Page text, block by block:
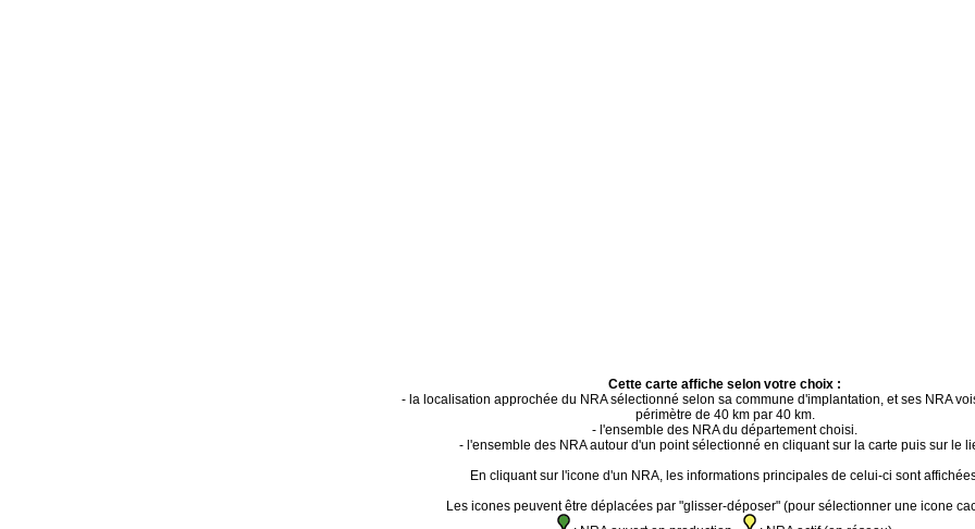
Cette carte affiche selon votre choix :
- la localisation approchée du NRA sélectionné selon sa commune d'implantation, et ses NRA
périmètre de 40 km par 40 km.
- l'ensemble des NRA du département choisi.
- l'ensemble des NRA autour d'un point sélectionné en cliquant sur la carte puis sur le
En cliquant sur l'icone d'un NRA, les informations principales de celui-ci sont
Les icones peuvent être déplacées par "glisser-déposer" (pour sélectionner une icone